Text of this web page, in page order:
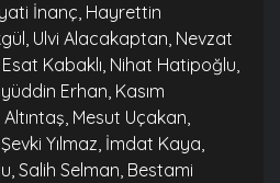
İnanç, Hayrettin
Ulvi Alacakaptan, Nevzat
Kabaklı, Nihat Hatipoğlu,
Erhan, Kasım
Mesut Uçakan,
Yılmaz, İmdat Kaya,
Salih Selman, Bestami